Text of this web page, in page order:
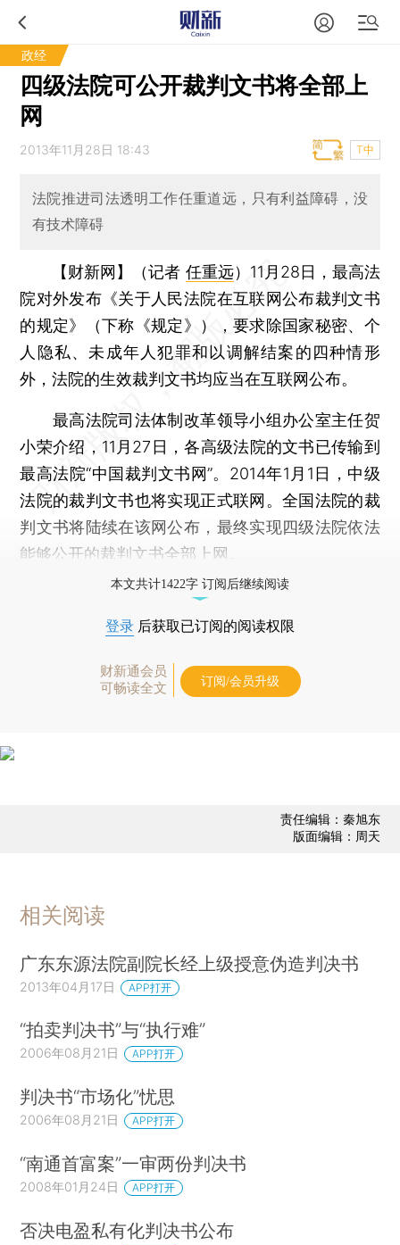
政经
四级法院可公开裁判文书将全部上
网
2013年11月28日 18:43 T中
法院推进司法透明工作任重道远，只有利益障碍，没
有技术障碍
【财新网】（记者 任重远） 11月28日，最高法
院对外发布《关于人民法院在互联网公布裁判文书
的规定》（下称《规定》），要求除国家秘密、个
人隐私、未成年人犯罪和以调解结案的四种情形
外，法院的生效裁判文书均应当在互联网公布。
最高法院司法体制改革领导小组办公室主任贺
小荣介绍，11月27日，各高级法院的文书已传输到
最高法院“中国裁判文书网”。2014年1月1日，中级
法院的裁判文书也将实现正式联网。全国法院的裁
判文书将陆续在该网公布，最终实现四级法院依法
能够公开的裁判文书全部上网。
本文共计1422字 订阅后继续阅读
登录 后获取已订阅的阅读权限
财新通会员
可畅读全文
订阅/会员升级
责任编辑：秦旭东
版面编辑：周天
相关阅读
广东东源法院副院长经上级授意伪造判决书
2013年04月17日 APP打开
“拍卖判决书”与“执行难”
2006年08月21日 APP打开
判决书“市场化”忧思
2006年08月21日 APP打开
“南通首富案”一审两份判决书
2008年01月24日 APP打开
否决电盈私有化判决书公布